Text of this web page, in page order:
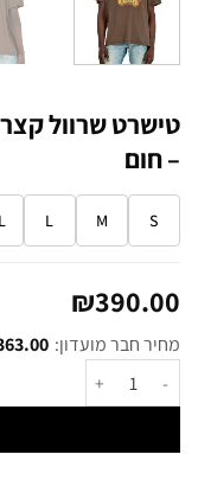
טישרט שרוול
– חום
S
M
L
₪390.00
מחיר חבר מועדון: